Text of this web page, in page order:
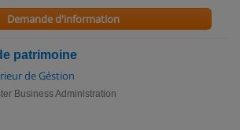
Demande d'information
patrimoine
de Géstion
Business Administration